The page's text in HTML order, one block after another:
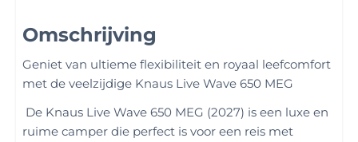
Omschrijving
Geniet van ultieme flexibiliteit en royaal leefcomfort
met de veelzijdige Knaus Live Wave 650 MEG
De Knaus Live Wave 650 MEG (2027) is een luxe en
ruime camper die perfect is voor een reis met